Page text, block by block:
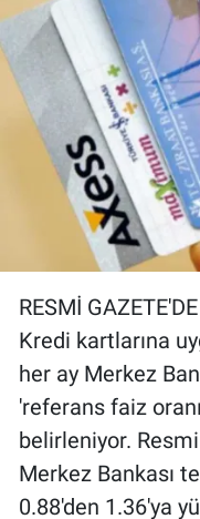
RESMİ
Kredi kartlarına
her ay Merkez
'referans faiz
belirleniyor.
Merkez Bankası
0.88'den 1.36'ya